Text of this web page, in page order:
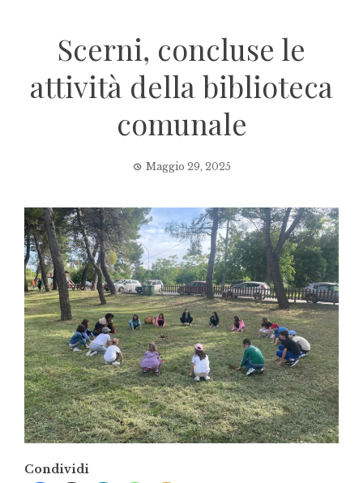
Scerni, concluse le
attività della biblioteca
comunale
Maggio 29, 2025
Condividi